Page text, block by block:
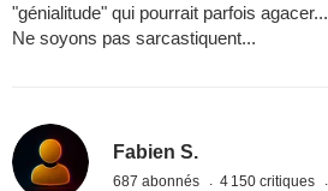
"génialitude" qui pourrait parfois agacer...
Ne soyons pas sarcastiquent...
Fabien S.
687 abonnés 4 150 critiques